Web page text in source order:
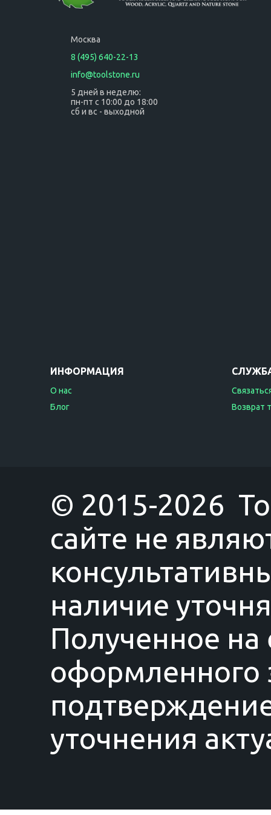
Москва
8 (495) 640-22-13
info@toolstone.ru
5 дней в неделю:
пн-пт с 10:00 до 18:00
сб и вс - выходной
ИНФОРМАЦИЯ
О нас
Блог
Возврат
© 2015-2026
сайте не
наличие
Полученное на
оформленного
уточнения